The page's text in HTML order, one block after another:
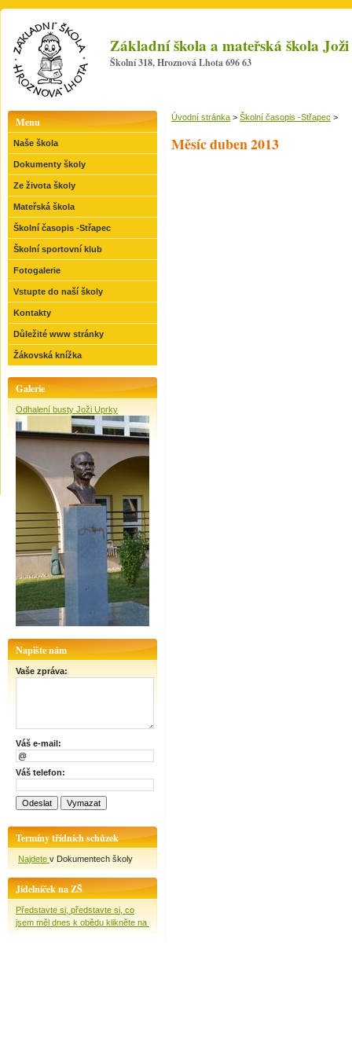
Základní škola a mateřská škola
Školní 318, Hroznová Lhota 696 63
Menu
Naše škola
Dokumenty školy
Ze života školy
Mateřská škola
Školní časopis -Střapec
Školní sportovní klub
Fotogalerie
Vstupte do naší školy
Kontakty
Důležité www stránky
Žákovská knížka
Galerie
Odhalení busty Joži Uprky
Napište nám
Vaše zpráva:
Váš e-mail:
Váš telefon:
Termíny třídních schůzek
Najdete v Dokumentech školy
Jídelníček na ZŠ
Představte si, představte si, co
jsem měl dnes k obědu klikněte na
Úvodní stránka > Školní časopis -Střapec >
Měsíc duben 2013